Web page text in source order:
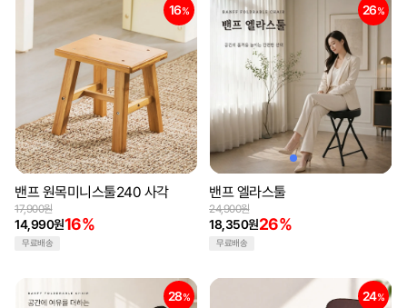
16%
밴프 원목미니스툴240 사각
14,990원16%
17,900원
무료배송
26%
밴프 엘라스툴
18,350원26%
24,900원
무료배송
28% 24%